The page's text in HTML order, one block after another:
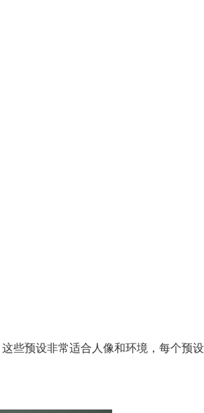
些预设非常适合人像和环境，每个预设